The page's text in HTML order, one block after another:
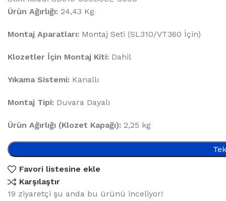
Ürün Ağırlığı: 24,43 Kg
Montaj Aparatları: Montaj Seti (SL310/VT360 İçin)
Klozetler İçin Montaj Kiti: Dahil
Yıkama Sistemi: Kanallı
Montaj Tipi: Duvara Dayalı
Ürün Ağırlığı (Klozet Kapağı): 2,25 kg
Favori listesine ekle
Karşılaştır
19 ziyaretçi şu anda bu ürünü inceliyor!